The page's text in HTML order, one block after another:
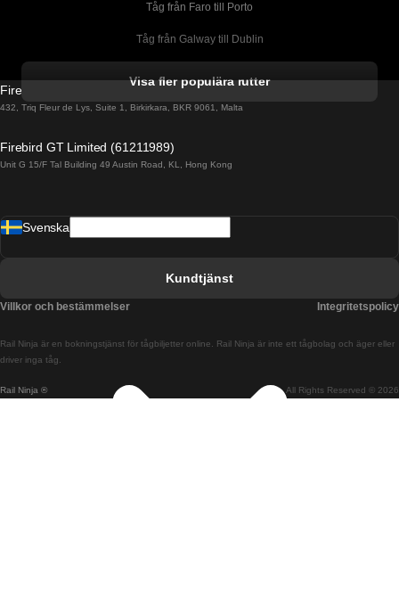
Tåg från Faro till Porto
Tåg från Galway till Dublin
Tåg från Porto till Faro
Tåg från Barcelona till Madrid
Tåg från Budapest till Bratislava
Visa fler populära rutter
Firebird GT Limited (OC 1451)
432, Triq Fleur de Lys, Suite 1, Birkirkara, BKR 9061, Malta
Firebird GT Limited (61211989)
Unit G 15/F Tal Building 49 Austin Road, KL, Hong Kong
Rail Ninja ® All Rights Reserved © 2026
Rail Ninja är en bokningstjänst för tågbiljetter online. Rail Ninja är inte ett tågbolag och äger eller
driver inga tåg.
Svenska
Kundtjänst
Villkor och bestämmelser Integritetspolicy